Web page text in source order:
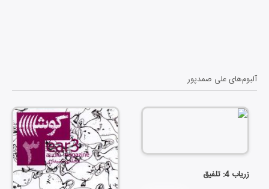
آلبوم‌هایعلی صمدپور
زریاب 4: تلفیق